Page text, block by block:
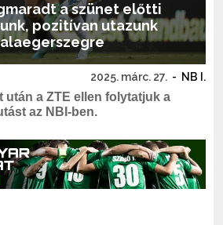
a szünet előtti
pozitívan utazunk
2025. márc. 27. - NB I.
után a ZTE ellen folytatjuk a
az NBI-ben.